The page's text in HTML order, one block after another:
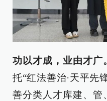
功以才成，业由才广
托“红法善治·天平先
善分类人才库建、管